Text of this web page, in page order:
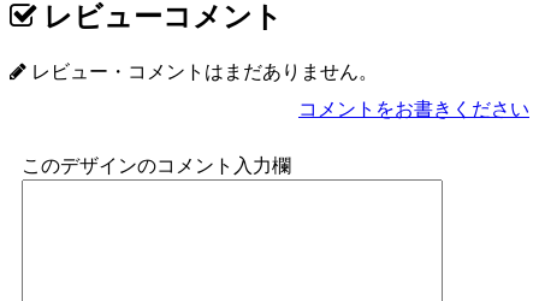
レビューコメント
レビュー・コメントはまだありません。
コメントをお書きください
このデザインのコメント入力欄